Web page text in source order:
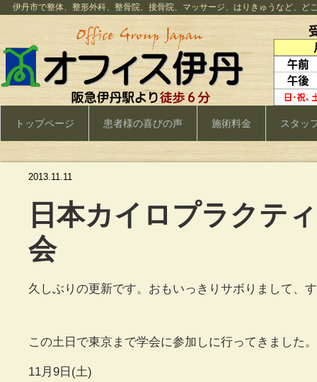
伊丹市で整体、整形外科、整骨院、接骨院、マッサージ、はりきゅうなど、
トップページ 患者様の喜びの声 施術料金 スタッ
2013.11.11
日本カイロプラクテ
会
久しぶりの更新です。おもいっきりサボりまして、
この土日で東京まで学会に参加しに行ってきました。
11月9日(土)